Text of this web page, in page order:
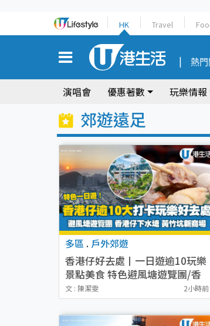
HK Travel
熱門
演唱會 優惠著數 玩樂情報
郊遊遠足
多區 . 戶外郊遊
香港仔好去處丨一日遊逾10玩樂
景點美食 特色避風塘遊覽團/香
港仔下水塘打卡
文 : 陳潔雯 2小時前